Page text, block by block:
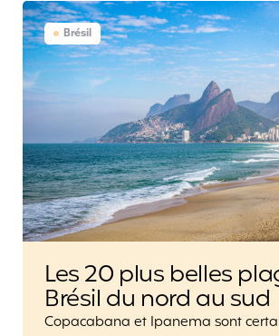
Brésil
Les 20 plus belles
Brésil du nord au sud
Copacabana et Ipanema sont